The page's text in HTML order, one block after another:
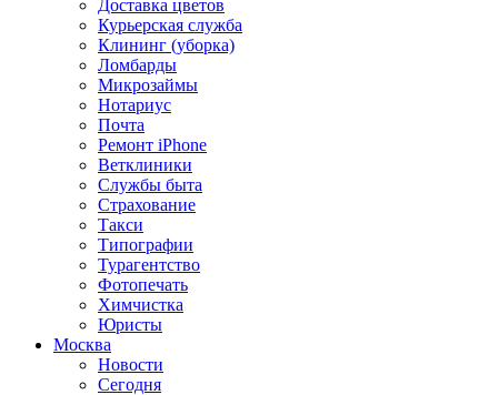
Доставка цветов
Курьерская служба
Клининг (уборка)
Ломбарды
Микрозаймы
Нотариус
Почта
Ремонт iPhone
Ветклиники
Службы быта
Страхование
Такси
Типографии
Турагентство
Фотопечать
Химчистка
Юристы
Москва
Новости
Сегодня